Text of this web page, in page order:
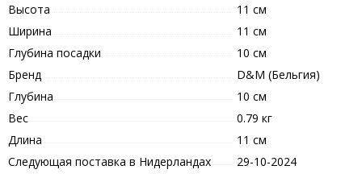
Высота
11 см
Ширина
11 см
Глубина посадки
10 см
Бренд
D&M (Бельгия)
Глубина
10 см
Вес
0.79 кг
Длина
11 см
Следующая поставка в Нидерландах
29-10-2024